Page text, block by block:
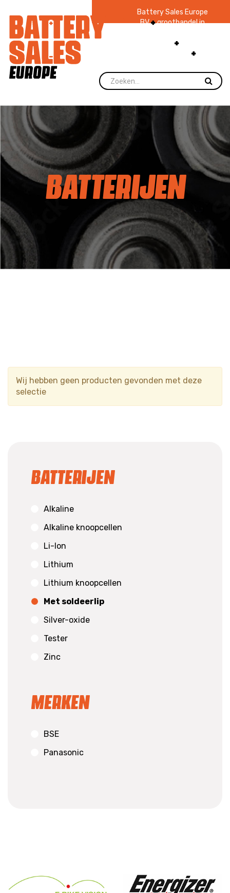
Battery Sales Europe
BV groothandel in
zaklampen Ruim 48
jaar ervaring
voorraad.
BATTERIJEN
Wij hebben geen producten gevonden met deze
selectie
Batterijen
Alkaline
Alkaline knoopcellen
Li-Ion
Lithium
Lithium knoopcellen
Met soldeerlip
Silver-oxide
Tester
Zinc
Merken
BSE
Panasonic